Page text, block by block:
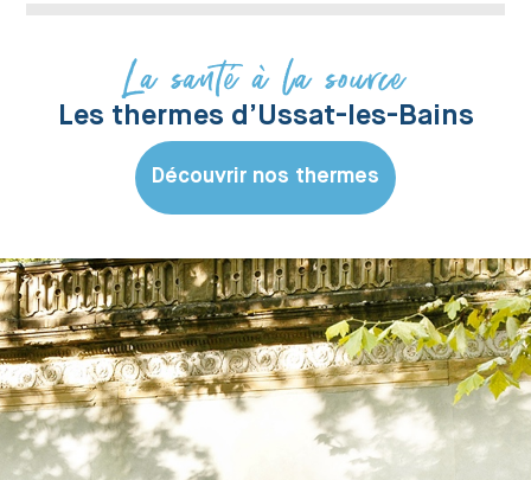
La santé à la source
Les thermes d’Ussat-les-Bains
Découvrir nos thermes